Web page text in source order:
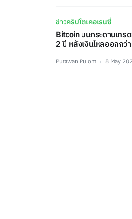
ข่าวคริปโตเคอเรนซี่
Bitcoin บนกระดานเทร
2 ปี หลังเงินไหลออกกว่
Putawan Pulom 8 May